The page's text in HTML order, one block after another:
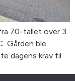
70-tallet over 3
Gården ble
dagens krav til